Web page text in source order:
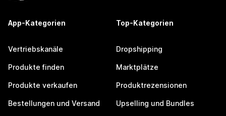
App-Kategorien
Vertriebskanäle
Produkte finden
Produkte verkaufen
Bestellungen und Versand
Top-Kategorien
Dropshipping
Marktplätze
Produktrezensionen
Upselling und Bundles